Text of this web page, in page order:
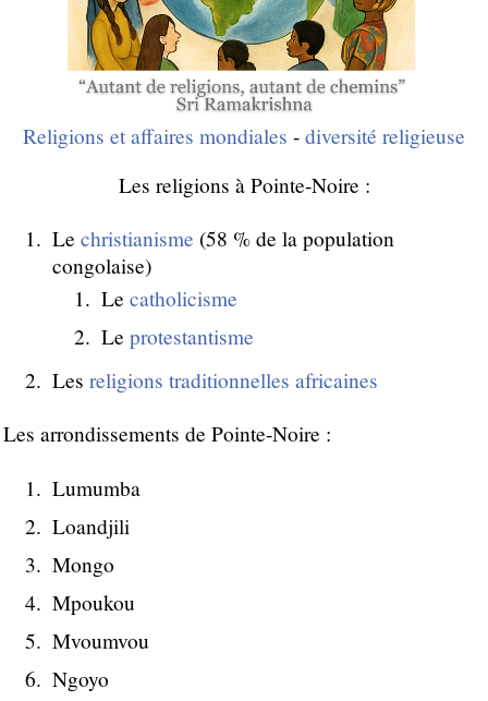
Religions et affaires mondiales - diversité religieuse
Les religions à Pointe-Noire :
Le christianisme (58 % de la population
congolaise)
Le catholicisme
Le protestantisme
Les religions traditionnelles africaines
Les arrondissements de Pointe-Noire :
Lumumba
Loandjili
Mongo
Mpoukou
Mvoumvou
Ngoyo